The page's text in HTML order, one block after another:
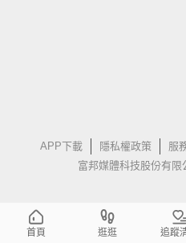
APP下載 隱私權政策 服
富邦媒體科技股份有限
首頁 逛逛 追蹤